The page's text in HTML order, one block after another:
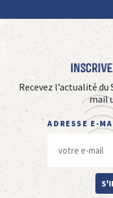
Recevez l’actualité
mail
ADRESSE E-